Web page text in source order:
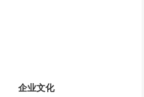
企业文化